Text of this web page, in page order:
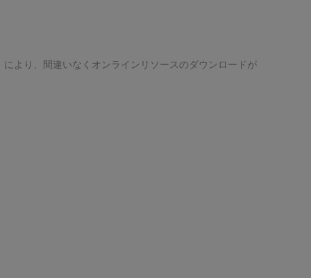
より、間違いなくオンラインリソースのダウンロードが